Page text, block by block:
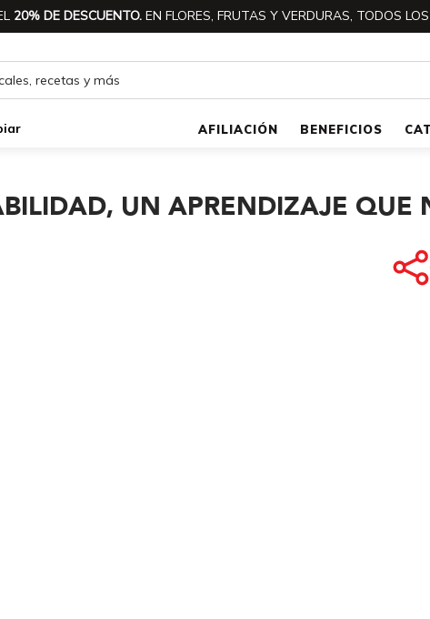
20% DE DESCUENTO. EN FLORES, FRUTAS Y VERDURAS, TODOS
AFILIACIÓN BENEFICIOS
UN APRENDIZAJE QUE